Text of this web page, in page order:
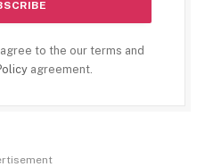
to the our terms and
agreement.